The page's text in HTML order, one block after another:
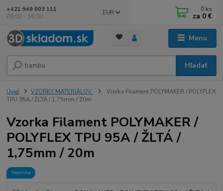
Menu
EUR
Hľadať
+421 949 003 111
09:00 - 16:00
0 ks
za 0 €
Úvod VZORKY MATERIÁLOV
Vzorka Filament POLYMAKER / POLYFLEX
TPU 95A / ŽLTÁ / 1,75mm / 20m
Vzorka Filament POLYMAKER /
POLYFLEX TPU 95A / ŽLTÁ /
1,75mm / 20m
Novinka